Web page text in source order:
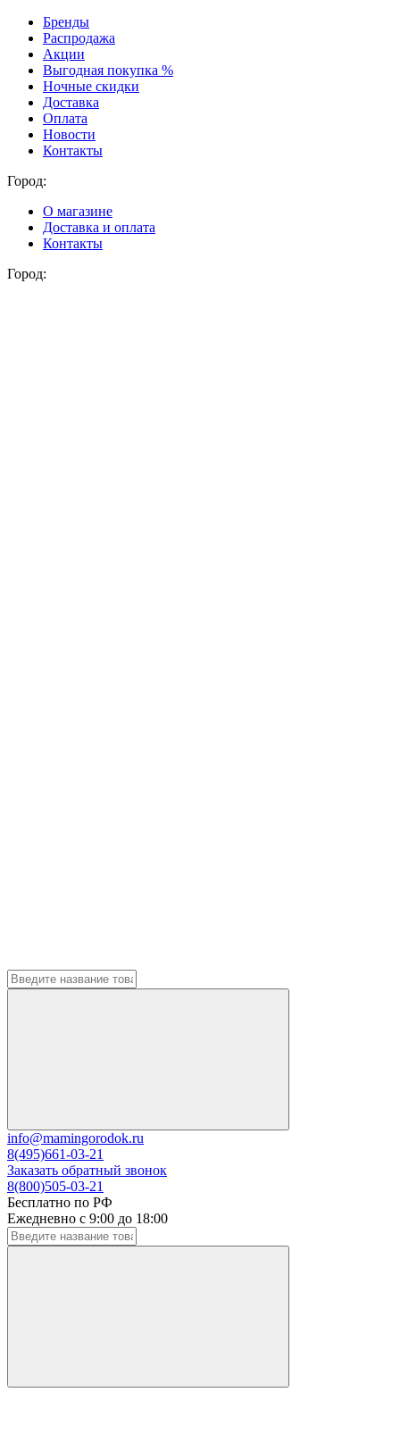
Бренды
Распродажа
Акции
Выгодная покупка %
Ночные скидки
Доставка
Оплата
Новости
Контакты
Город:
О магазине
Доставка и оплата
Контакты
Город:
info@mamingorodok.ru
8(495)661-03-21
Заказать обратный звонок
8(800)505-03-21
Бесплатно по РФ
Ежедневно с 9:00 до 18:00